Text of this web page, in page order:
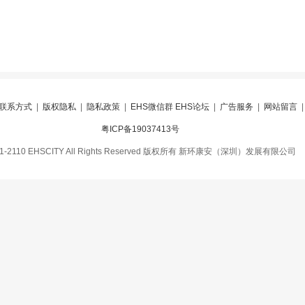
系方式 版权隐私 隐私政策 EHS微信群 EHS论坛 广告服务 网站留言
粤ICP备19037413号
2110 EHSCITY All Rights Reserved 版权所有 新环康安（深圳）发展有限公司